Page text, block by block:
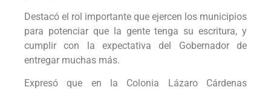
Destacó el rol importante que ejercen los municipios
para potenciar que la gente tenga su escritura, y
cumplir con la expectativa del Gobernador de
entregar muchas más.
Expresó que en la Colonia Lázaro Cárdenas